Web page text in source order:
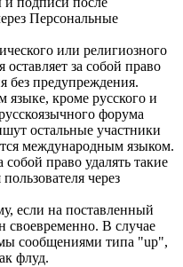
Персональные
или религиозного
за собой право
без предупреждения.
языке, кроме русского и
форума
остальные участники
международным языком.
право удалять такие
через
если на поставленный
своевременно. В случае
сообщениями типа "up",
флуд.